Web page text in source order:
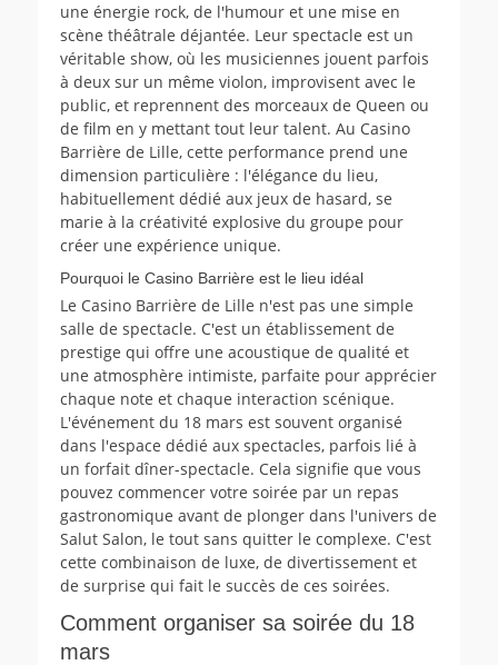
une énergie rock, de l'humour et une mise en
scène théâtrale déjantée. Leur spectacle est un
véritable show, où les musiciennes jouent parfois
à deux sur un même violon, improvisent avec le
public, et reprennent des morceaux de Queen ou
de film en y mettant tout leur talent. Au Casino
Barrière de Lille, cette performance prend une
dimension particulière : l'élégance du lieu,
habituellement dédié aux jeux de hasard, se
marie à la créativité explosive du groupe pour
créer une expérience unique.
Pourquoi le Casino Barrière est le lieu idéal
Le Casino Barrière de Lille n'est pas une simple
salle de spectacle. C'est un établissement de
prestige qui offre une acoustique de qualité et
une atmosphère intimiste, parfaite pour apprécier
chaque note et chaque interaction scénique.
L'événement du 18 mars est souvent organisé
dans l'espace dédié aux spectacles, parfois lié à
un forfait dîner-spectacle. Cela signifie que vous
pouvez commencer votre soirée par un repas
gastronomique avant de plonger dans l'univers de
Salut Salon, le tout sans quitter le complexe. C'est
cette combinaison de luxe, de divertissement et
de surprise qui fait le succès de ces soirées.
Comment organiser sa soirée du 18
mars